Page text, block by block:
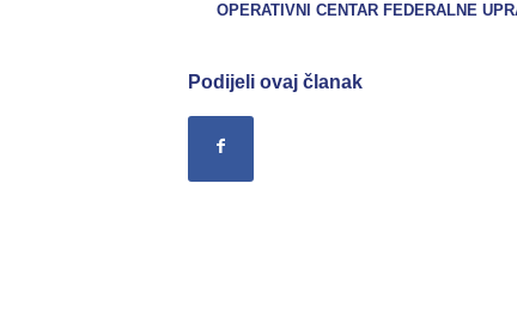
OPERATIVNI CENTAR FEDERALNE
Podijeli ovaj članak